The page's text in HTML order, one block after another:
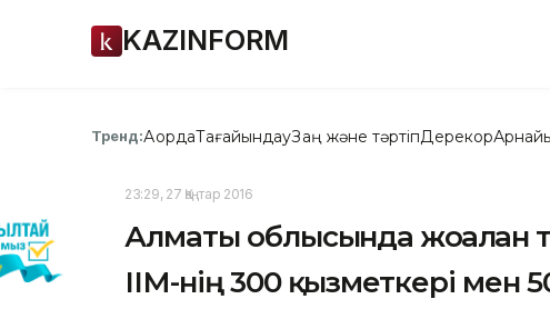
KAZINFORM
Тренд:АқордаТағайындауЗаң және тәртіпДерекқор
23:29, 27 Қаңтар 2016
Алматы облысында жоғалған
ІІМ-нің 300 қызметкері мен